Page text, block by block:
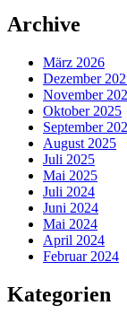
Archive
März 2026
Dezember
November
Oktober 2025
September
August 2025
Juli 2025
Mai 2025
Juli 2024
Juni 2024
Mai 2024
April 2024
Februar 2024
Kategorien